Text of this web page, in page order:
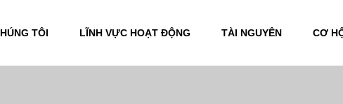
TÔI LĨNH VỰC HOẠT ĐỘNG TÀI NGUYÊN CƠ